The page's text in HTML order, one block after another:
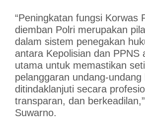
“Peningkatan fungsi Korwas
diemban Polri merupakan
dalam sistem penegakan
antara Kepolisian dan PPNS
utama untuk memastikan
pelanggaran undang-
ditindaklanjuti secara
transparan, dan
Suwarno.